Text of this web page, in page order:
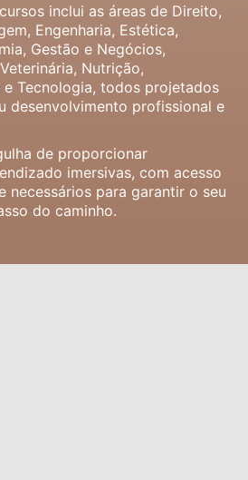
inclui as áreas de Direito,
Engenharia, Estética,
Gestão e Negócios,
Nutrição,
e Tecnologia, todos projetados
desenvolvimento profissional e
de proporcionar
imersivas, com acesso
necessários para garantir o seu
do caminho.